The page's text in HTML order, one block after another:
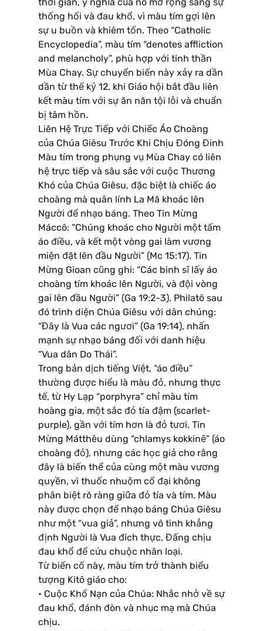
thời gian, ý nghĩa của nó mở rộng sang sự
thống hối và đau khổ, vì màu tím gợi lên
sự u buồn và khiêm tốn. Theo “Catholic
Encyclopedia”, màu tím “denotes affliction
and melancholy”, phù hợp với tinh thần
Mùa Chay. Sự chuyển biến này xảy ra dần
dần từ thế kỷ 12, khi Giáo hội bắt đầu liên
kết màu tím với sự ăn năn tội lỗi và chuẩn
bị tâm hồn.
Liên Hệ Trực Tiếp với Chiếc Áo Choàng
của Chúa Giêsu Trước Khi Chịu Đóng Đinh
Màu tím trong phụng vụ Mùa Chay có liên
hệ trực tiếp và sâu sắc với cuộc Thương
Khó của Chúa Giêsu, đặc biệt là chiếc áo
choàng mà quân lính La Mã khoác lên
Người để nhạo báng. Theo Tin Mừng
Máccô: “Chúng khoác cho Người một tấm
áo điều, và kết một vòng gai làm vương
miện đặt lên đầu Người” (Mc 15:17). Tin
Mừng Gioan cũng ghi: “Các binh sĩ lấy áo
choàng tím khoác lên Người, và đội vòng
gai lên đầu Người” (Ga 19:2-3). Philatô sau
đó trình diện Chúa Giêsu với dân chúng:
“Đây là Vua các ngươi” (Ga 19:14), nhấn
mạnh sự nhạo báng đối với danh hiệu
“Vua dân Do Thái”.
Trong bản dịch tiếng Việt, “áo điều”
thường được hiểu là màu đỏ, nhưng thực
tế, từ Hy Lạp “porphyra” chỉ màu tím
hoàng gia, một sắc đỏ tía đậm (scarlet-
purple), gần với tím hơn là đỏ tươi. Tin
Mừng Mátthêu dùng “chlamys kokkinē” (áo
choàng đỏ), nhưng các học giả cho rằng
đây là biến thể của cùng một màu vương
quyền, vì thuốc nhuộm cổ đại không
phân biệt rõ ràng giữa đỏ tía và tím. Màu
này được chọn để nhạo báng Chúa Giêsu
như một “vua giả”, nhưng vô tình khẳng
định Người là Vua đích thực, Đấng chịu
đau khổ để cứu chuộc nhân loại.
Từ biến cố này, màu tím trở thành biểu
tượng Kitô giáo cho:
• Cuộc Khổ Nạn của Chúa: Nhắc nhở về sự
đau khổ, đánh đòn và nhục mạ mà Chúa
chịu.